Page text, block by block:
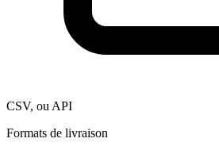
CSV, ou API
Formats de livraison